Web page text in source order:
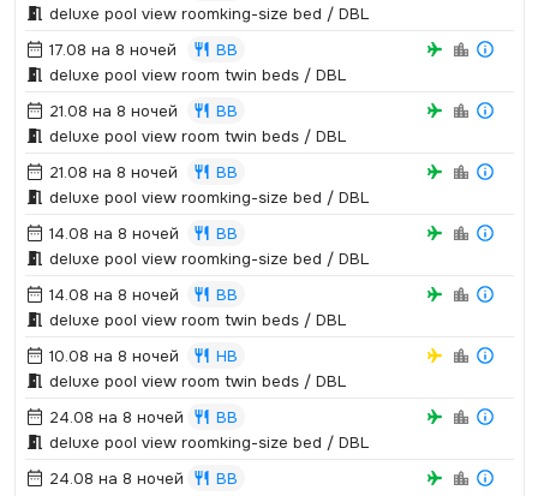
deluxe pool view roomking-size bed / DBL
17.08 на 8 ночей
BB
deluxe pool view room twin beds / DBL
21.08 на 8 ночей
BB
deluxe pool view room twin beds / DBL
21.08 на 8 ночей
BB
deluxe pool view roomking-size bed / DBL
14.08 на 8 ночей
BB
deluxe pool view roomking-size bed / DBL
14.08 на 8 ночей
BB
deluxe pool view room twin beds / DBL
10.08 на 8 ночей
HB
deluxe pool view room twin beds / DBL
24.08 на 8 ночей
BB
deluxe pool view roomking-size bed / DBL
24.08 на 8 ночей
BB